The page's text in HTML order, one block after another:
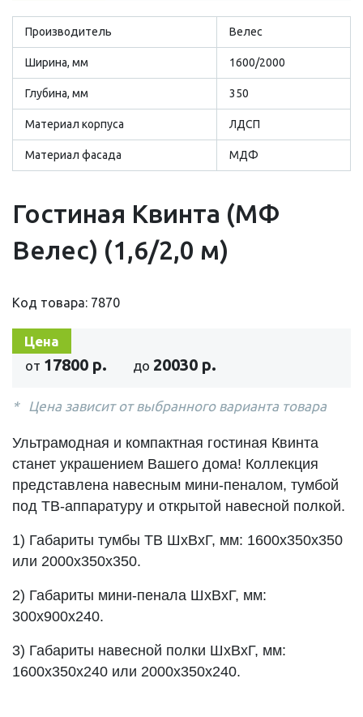
Производитель Велес
Ширина, мм 1600/2000
Глубина, мм 350
Материал корпуса ЛДСП
Материал фасада МДФ
Гостиная Квинта (МФ
Велес) (1,6/2,0 м)
Код товара: 7870
Цена
от 17800 р. до 20030 р.
Цена зависит от выбранного варианта товара
Ультрамодная и компактная гостиная Квинта
станет украшением Вашего дома! Коллекция
представлена навесным мини-пеналом, тумбой
под ТВ-аппаратуру и открытой навесной полкой.
1) Габариты тумбы ТВ ШхВхГ, мм: 1600х350х350
или 2000х350х350.
2) Габариты мини-пенала ШхВхГ, мм:
300х900х240.
3) Габариты навесной полки ШхВхГ, мм:
1600х350х240 или 2000х350х240.